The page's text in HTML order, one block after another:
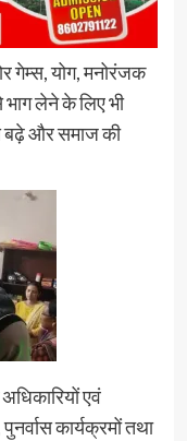
गेम्स, योग, मनोरंजक
लेने के लिए भी
बढ़े और समाज की
एवं
कार्यक्रमों तथा